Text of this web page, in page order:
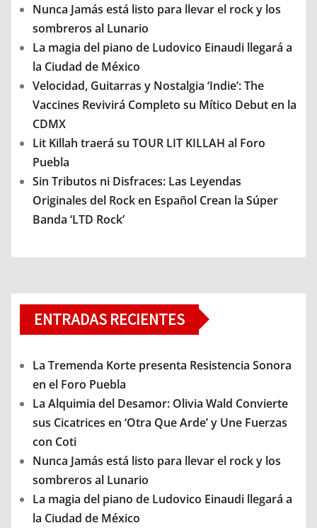
Nunca Jamás está listo para llevar el rock y los
sombreros al Lunario
La magia del piano de Ludovico Einaudi llegará a
la Ciudad de México
Velocidad, Guitarras y Nostalgia ‘Indie’: The
Vaccines Revivirá Completo su Mítico Debut en la
CDMX
Lit Killah traerá su TOUR LIT KILLAH al Foro
Puebla
Sin Tributos ni Disfraces: Las Leyendas
Originales del Rock en Español Crean la Súper
Banda ‘LTD Rock’
ENTRADAS RECIENTES
La Tremenda Korte presenta Resistencia Sonora
en el Foro Puebla
La Alquimia del Desamor: Olivia Wald Convierte
sus Cicatrices en ‘Otra Que Arde’ y Une Fuerzas
con Coti
Nunca Jamás está listo para llevar el rock y los
sombreros al Lunario
La magia del piano de Ludovico Einaudi llegará a
la Ciudad de México